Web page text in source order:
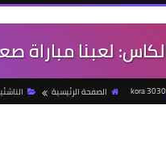
لعبنا
kora 3030 الصفحة الرئيسية